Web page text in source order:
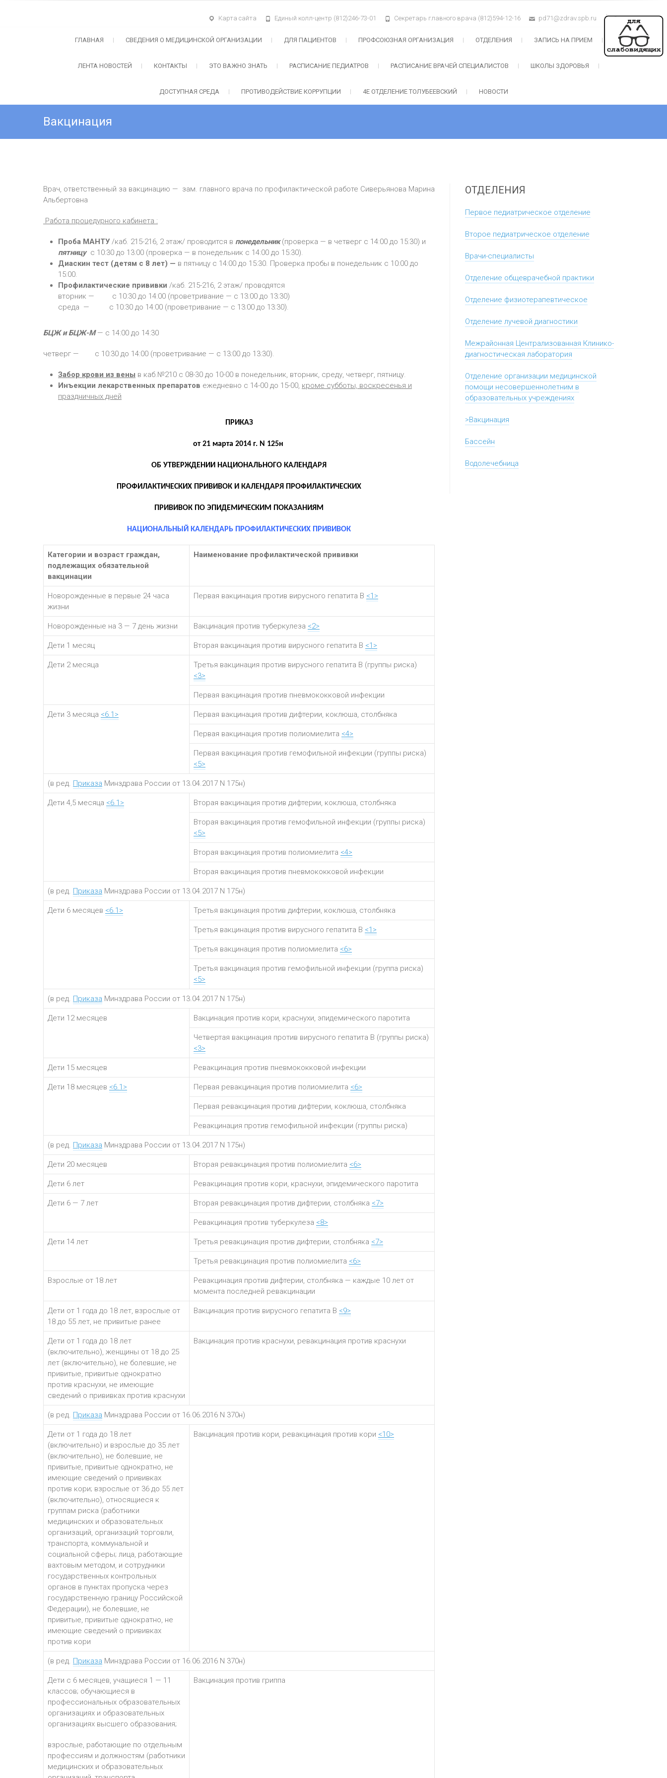
t
СПб ГБУЗ "Детская городская поликлиника № 71"
Карта сайта Единый колл-центр (812)246-73-01 Секретарь главного врача (812)594-12-16 pd71@zdrav.spb.ru
ГЛАВНАЯ СВЕДЕНИЯ О МЕДИЦИНСКОЙ ОРГАНИЗАЦИИ ДЛЯ ПАЦИЕНТОВ ПРОФСОЮЗНАЯ ОРГАНИЗАЦИЯ ОТДЕЛЕНИЯ ЗАПИСЬ НА ПРИЕМ
ЛЕНТА НОВОСТЕЙ КОНТАКТЫ ЭТО ВАЖНО ЗНАТЬ РАСПИСАНИЕ ПЕДИАТРОВ РАСПИСАНИЕ ВРАЧЕЙ СПЕЦИАЛИСТОВ ШКОЛЫ ЗДОРОВЬЯ
ДОСТУПНАЯ СРЕДА ПРОТИВОДЕЙСТВИЕ КОРРУПЦИИ 4Е ОТДЕЛЕНИЕ ТОЛУБЕЕВСКИЙ НОВОСТИ
Вакцинация
Врач, ответственный за вакцинацию — зам. главного врача по профилактической работе Сиверьянова Марина
Альбертовна
Работа процедурного кабинета :
Проба МАНТУ /каб. 215-216, 2 этаж/ проводится в понедельник(проверка — в четверг с 14:00 до 15:30) и
пятницус 10:30 до 13:00 (проверка — в понедельник с 14:00 до 15:30).
Диаскин тест (детям с 8 лет) — в пятницу с 14:00 до 15:30. Проверка пробы в понедельник с 10:00 до
15:00.
Профилактические прививки /каб. 215-216, 2 этаж/ проводятся
вторник — с 10:30 до 14:00 (проветривание — с 13:00 до 13:30)
среда — с 10:30 до 14:00 (проветривание — с 13:00 до 13:30).
БЦЖ и БЦЖ-М— с 14:00 до 14:30
четверг — с 10:30 до 14:00 (проветривание — с 13:00 до 13:30).
Забор крови из вены в каб.№210 с 08-30 до 10-00 в понедельник, вторник, среду, четверг, пятницу.
Инъекции лекарственных препаратов ежедневно с 14-00 до 15-00, кроме субботы, воскресенья и
праздничных дней
ПРИКАЗ
от 21 марта 2014 г. N 125н
ОБ УТВЕРЖДЕНИИ НАЦИОНАЛЬНОГО КАЛЕНДАРЯ
ПРОФИЛАКТИЧЕСКИХ ПРИВИВОК И КАЛЕНДАРЯ ПРОФИЛАКТИЧЕСКИХ
ПРИВИВОК ПО ЭПИДЕМИЧЕСКИМ ПОКАЗАНИЯМ
НАЦИОНАЛЬНЫЙ КАЛЕНДАРЬ ПРОФИЛАКТИЧЕСКИХ ПРИВИВОК
Категории и возраст граждан,
подлежащих обязательной
вакцинации
Наименование профилактической прививки
Новорожденные в первые 24 часа
жизни
Первая вакцинация против вирусного гепатита B <1>
Новорожденные на 3 — 7 день жизни Вакцинация против туберкулеза <2>
Дети 1 месяц Вторая вакцинация против вирусного гепатита B <1>
Дети 2 месяца
Третья вакцинация против вирусного гепатита B (группы риска)
<3>
Первая вакцинация против пневмококковой инфекции
Дети 3 месяца <6.1> Первая вакцинация против дифтерии, коклюша, столбняка
Первая вакцинация против полиомиелита <4>
Первая вакцинация против гемофильной инфекции (группы риска)
<5>
(в ред. Приказа Минздрава России от 13.04.2017 N 175н)
Дети 4,5 месяца <6.1> Вторая вакцинация против дифтерии, коклюша, столбняка
Вторая вакцинация против гемофильной инфекции (группы риска)
<5>
Вторая вакцинация против полиомиелита <4>
Вторая вакцинация против пневмококковой инфекции
(в ред. Приказа Минздрава России от 13.04.2017 N 175н)
Дети 6 месяцев <6.1> Третья вакцинация против дифтерии, коклюша, столбняка
Третья вакцинация против вирусного гепатита B <1>
Третья вакцинация против полиомиелита <6>
Третья вакцинация против гемофильной инфекции (группа риска)
<5>
(в ред. Приказа Минздрава России от 13.04.2017 N 175н)
Дети 12 месяцев Вакцинация против кори, краснухи, эпидемического паротита
Четвертая вакцинация против вирусного гепатита B (группы риска)
<3>
Дети 15 месяцев Ревакцинация против пневмококковой инфекции
Дети 18 месяцев <6.1> Первая ревакцинация против полиомиелита <6>
Первая ревакцинация против дифтерии, коклюша, столбняка
Ревакцинация против гемофильной инфекции (группы риска)
(в ред. Приказа Минздрава России от 13.04.2017 N 175н)
Дети 20 месяцев Вторая ревакцинация против полиомиелита <6>
Дети 6 лет Ревакцинация против кори, краснухи, эпидемического паротита
Дети 6 — 7 лет Вторая ревакцинация против дифтерии, столбняка <7>
Ревакцинация против туберкулеза <8>
Дети 14 лет Третья ревакцинация против дифтерии, столбняка <7>
Третья ревакцинация против полиомиелита <6>
Взрослые от 18 лет
Ревакцинация против дифтерии, столбняка — каждые 10 лет от
момента последней ревакцинации
Дети от 1 года до 18 лет, взрослые от
18 до 55 лет, не привитые ранее
Вакцинация против вирусного гепатита B <9>
Дети от 1 года до 18 лет
(включительно), женщины от 18 до 25
лет (включительно), не болевшие, не
привитые, привитые однократно
против краснухи, не имеющие
сведений о прививках против краснухи
Вакцинация против краснухи, ревакцинация против краснухи
(в ред. Приказа Минздрава России от 16.06.2016 N 370н)
Дети от 1 года до 18 лет
(включительно) и взрослые до 35 лет
(включительно), не болевшие, не
привитые, привитые однократно, не
имеющие сведений о прививках
против кори; взрослые от 36 до 55 лет
(включительно), относящиеся к
группам риска (работники
медицинских и образовательных
организаций, организаций торговли,
транспорта, коммунальной и
социальной сферы; лица, работающие
вахтовым методом, и сотрудники
государственных контрольных
органов в пунктах пропуска через
государственную границу Российской
Федерации), не болевшие, не
привитые, привитые однократно, не
имеющие сведений о прививках
против кори
Вакцинация против кори, ревакцинация против кори <10>
(в ред. Приказа Минздрава России от 16.06.2016 N 370н)
Дети с 6 месяцев, учащиеся 1 — 11
классов; обучающиеся в
профессиональных образовательных
организациях и образовательных
организациях высшего образования;
взрослые, работающие по отдельным
профессиям и должностям (работники
медицинских и образовательных
Вакцинация против гриппа
ОТДЕЛЕНИЯ
Первое педиатрическое отделение
Второе педиатрическое отделение
Врачи-специалисты
Отделение общеврачебной практики
Отделение физиотерапевтическое
Отделение лучевой диагностики
Межрайонная Централизованная Клинико-
диагностическая лаборатория
Отделение организации медицинской
помощи несовершеннолетним в
образовательных учреждениях
>Вакцинация
Бассейн
Водолечебница